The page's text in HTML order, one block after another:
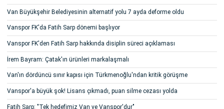
Van Büyükşehir Belediyesinin alternatif yolu 7 ayda deforme oldu
Vanspor FK'da Fatih Sarp dönemi başlıyor
Vanspor FK'den Fatih Sarp hakkında disiplin süreci açıklaması
İrem Bayram: Çatak'ın ürünleri markalaşmalı
Van'ın dördüncü sınır kapısı için Türkmenoğlu'ndan kritik görüşme
Vanspor'a büyük şok! Lisans çıkmadı, puan silme cezası yolda
Fatih Sarp: "Tek hedefimiz Van ve Vanspor'dur"